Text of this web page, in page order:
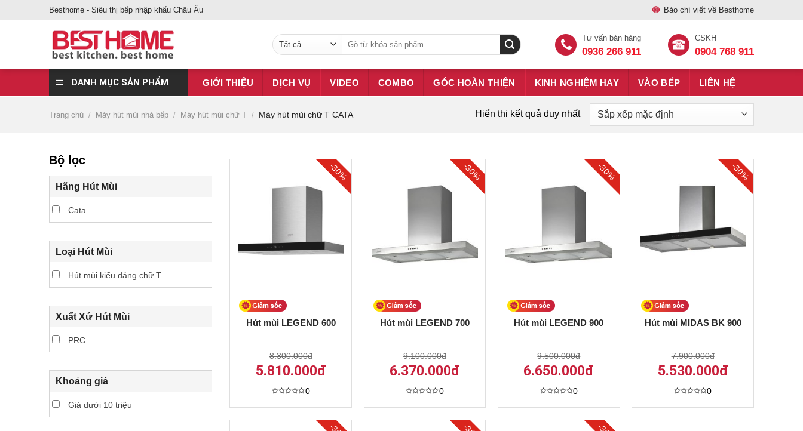
Besthome - Siêu thị bếp nhập khẩu Châu Âu Báo chí viết về Besthome
Tư vấn bán hàng
0936 266 911
CSKH
0904 768 911
DANH MỤC SẢN PHẨM GIỚI THIỆU DỊCH VỤ VIDEO COMBO GÓC HOÀN THIỆN KINH NGHIỆM HAY VÀO BẾP LIÊN HỆ
Trang chủ / Máy hút mùi nhà bếp / Máy hút mùi chữ T / Máy hút mùi chữ T CATA Hiển thị kết quả duy nhất
Bộ lọc
Hãng Hút Mùi
Cata
Loại Hút Mùi
Hút mùi kiểu dáng chữ T
Xuất Xứ Hút Mùi
PRC
Khoảng giá
Giá dưới 10 triệu
-30%
Hút mùi LEGEND 600
8.300.000đ
5.810.000đ
xếp
0
0
-30%
Hút mùi LEGEND 700
9.100.000đ
6.370.000đ
xếp
0
0
-30%
Hút mùi LEGEND 900
9.500.000đ
6.650.000đ
xếp
0
0
-30%
Hút mùi MIDAS BK 900
7.900.000đ
5.530.000đ
xếp
0